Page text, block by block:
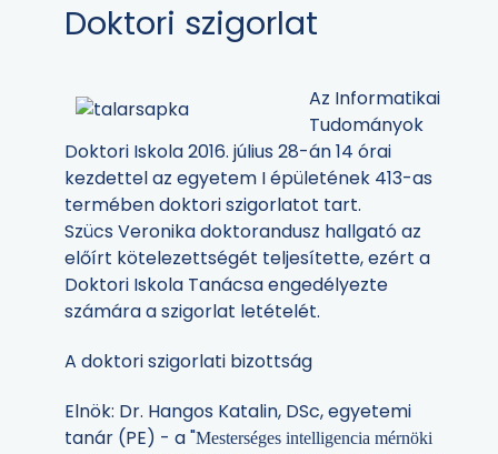
Doktori szigorlat
Az Informatikai
Tudományok
Doktori Iskola 2016. július 28-án 14 órai
kezdettel az egyetem I épületének 413-as
termében doktori szigorlatot tart.
Szücs Veronika doktorandusz hallgató az
előírt kötelezettségét teljesítette, ezért a
Doktori Iskola Tanácsa engedélyezte
számára a szigorlat letételét.
A doktori szigorlati bizottság
Elnök: Dr. Hangos Katalin, DSc, egyetemi
tanár (PE) - a "Mesterséges intelligencia mérnöki